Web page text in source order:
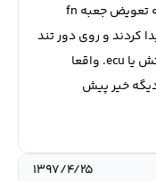
پارسال بعلت از کار افتادن فن ها مجبور به تعویض جعبه fn
و روی دور تند
نمیوفتن. باز هم میگن یا از جعبه fnهستش یا ecu. واقعا
خیر پیش
۱۳۹۷/۴/۲۵